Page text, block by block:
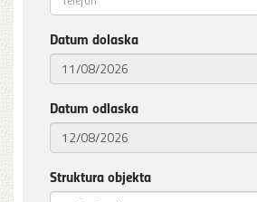
Datum dolaska
Datum odlaska
Struktura objekta